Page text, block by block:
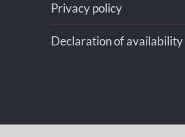
Privacy policy
Declaration of availability